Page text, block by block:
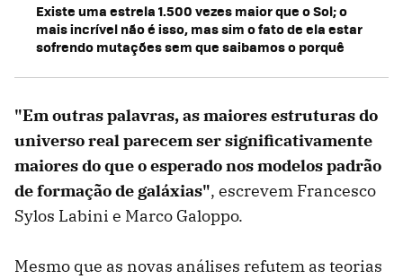
Existe uma estrela 1.500 vezes maior que o Sol; o
mais incrível não é isso, mas sim o fato de ela estar
sofrendo mutações sem que saibamos o porquê
"Em outras palavras, as maiores estruturas do
universo real parecem ser significativamente
maiores do que o esperado nos modelos padrão
de formação de galáxias", escrevem Francesco
Sylos Labini e Marco Galoppo.
Mesmo que as novas análises refutem as teorias